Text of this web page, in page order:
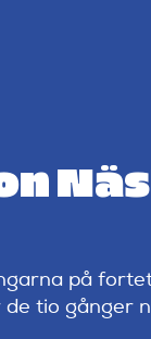
på
tio gånger